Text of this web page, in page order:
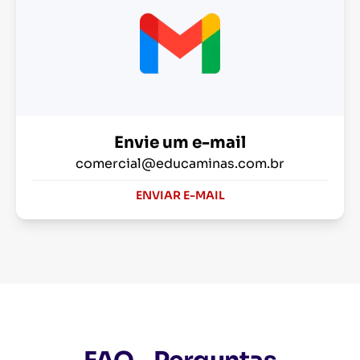
Envie um e-mail
comercial@educaminas.com.br
ENVIAR E-MAIL